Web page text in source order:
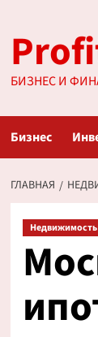
содержимому
БИЗНЕС И
Бизнес
ГЛАВНАЯ
Недвижимость